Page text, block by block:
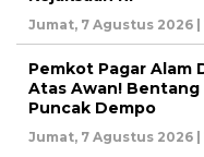
Jumat, 7 Agustus 2026 |
Pemkot Pagar Alam
Atas Awan!
Puncak Dempo
Jumat, 7 Agustus 2026 |